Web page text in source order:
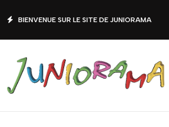
BIENVENUE SUR LE SITE DE JUNIORAMA